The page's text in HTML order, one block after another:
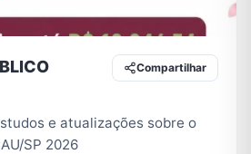
Vagas de Empregos Viagem e Turismo
Compartilhar
e atualizações sobre o
SP 2026